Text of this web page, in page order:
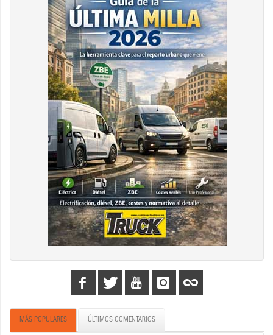
MÁS POPULARES ÚLTIMOS COMENTARIOS